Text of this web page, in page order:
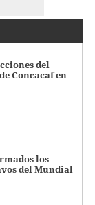
del
Concacaf en
los
del Mundial